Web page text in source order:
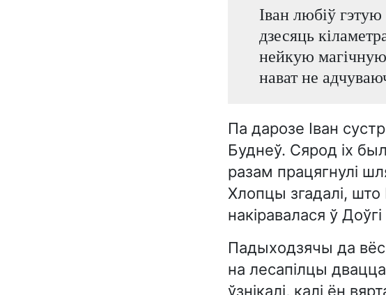
Іван любіў
дзесяць
нейкую магічную
нават не
Па дарозе Іван
Буднеў. Сярод іх
разам працягнулі
Хлопцы згадалі,
накіравалася ў
Падыходзячы да
на лесапілцы
ўзнікалі, калі ён